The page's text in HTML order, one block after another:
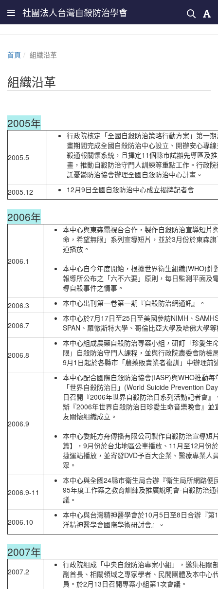
社團法人台灣自殺防治學會
首頁 組織沿革
組織沿革
2005年
2005.5
行政院核定「全國自殺防治策略行動方案」第一
畫期間完成全國自殺防治中心設立、開辦安心專
殺通報關懷系統，且擇定11個縣市試辦先導區及
畫，推動自殺防治守門人訓練等重點工作。行政
託憂鬱防治協會辦理全國自殺防治中心計畫。
2005.12
12月9日全國自殺防治中心成立揭牌記者會
2006年
2006.1
本中心與東森電視台合作，製作自殺防治宣導短片
命，希望無限」系列宣導短片，並於3月份於東森
道播放。
本中心自今年度開始，根據世界衛生組織(WHO)針
報導所公布之「六不六要」原則，每日監測平面及
導自殺事件之情事。
2006.3
本中心出刊第一卷第一期『自殺防治網通訊』。
2006.7
本中心於7月17日至25日至美國參訪NIMH、
SPAN、羅徹斯特大學、哥倫比亞大學及哈佛大學
2006.8
本中心組成農藥自殺防治專案小組，研訂「珍愛生
限」自殺防治守門人課程，並與行政院農委會防檢
9月1日起於各縣市「農藥販賣業者複訓」中辦理前
2006.9
本中心配合國際自殺防治協會(IASP)與WHO推動每
「世界自殺防治日」(World Suicide Prevention
日召開『2006年世界自殺防治日系列活動記者會』
辦『2006年世界自殺防治日珍愛生命音樂晚會』並
友關懷組織成立。
本中心委託方舟傳播有限公司製作自殺防治宣導短
篇】，9月份於台北地區公車播放、11月至12月份
捷運站播放，並寄發DVD予百大企業、醫療專業人
眾。
2006.9-11
本中心與全國24縣市衛生局合辦『衛生局所網路便
95年度工作案之教育訓練及推廣說明會-自殺防治
議。
2006.10
本中心與台灣精神醫學會於10月5日至8日合辦『第
洋精神醫學會國際學術研討會』。
2007年
2007.2
行政院組成「中央自殺防治專案小組」，邀集相關
副首長、相關領域之專家學者、民間團體及本中心
員。於2月13日召開專案小組第1次會議。